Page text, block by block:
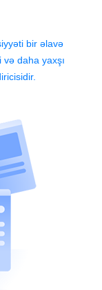
bir əlavə
daha yaxşı